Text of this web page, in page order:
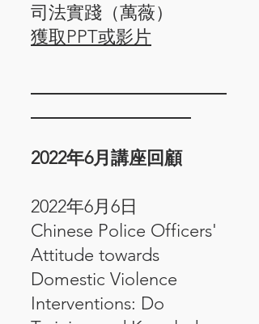
司法實踐（萬薇）
獲取PPT或影片
2022年6月講座回顧
​2022年6月6日
Chinese Police Officers'
Attitude towards
Domestic Violence
Interventions: Do